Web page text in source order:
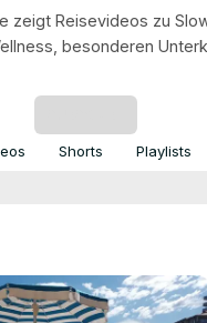
zeigt Reisevideos zu
besonderen
Shorts Playlists